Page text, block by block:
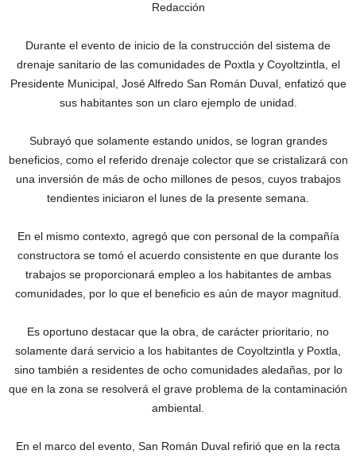
Redacción
Durante el evento de inicio de la construcción del sistema de
drenaje sanitario de las comunidades de Poxtla y Coyoltzintla, el
Presidente Municipal, José Alfredo San Román Duval, enfatizó que
sus habitantes son un claro ejemplo de unidad.
Subrayó que solamente estando unidos, se logran grandes
beneficios, como el referido drenaje colector que se cristalizará con
una inversión de más de ocho millones de pesos, cuyos trabajos
tendientes iniciaron el lunes de la presente semana.
En el mismo contexto, agregó que con personal de la compañía
constructora se tomó el acuerdo consistente en que durante los
trabajos se proporcionará empleo a los habitantes de ambas
comunidades, por lo que el beneficio es aún de mayor magnitud.
Es oportuno destacar que la obra, de carácter prioritario, no
solamente dará servicio a los habitantes de Coyoltzintla y Poxtla,
sino también a residentes de ocho comunidades aledañas, por lo
que en la zona se resolverá el grave problema de la contaminación
ambiental.
En el marco del evento, San Román Duval refirió que en la recta